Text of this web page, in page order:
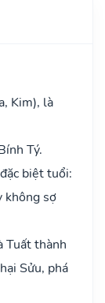
Kim), là
Tý.
biệt tuổi:
không sợ
Tuất thành
Sửu, phá